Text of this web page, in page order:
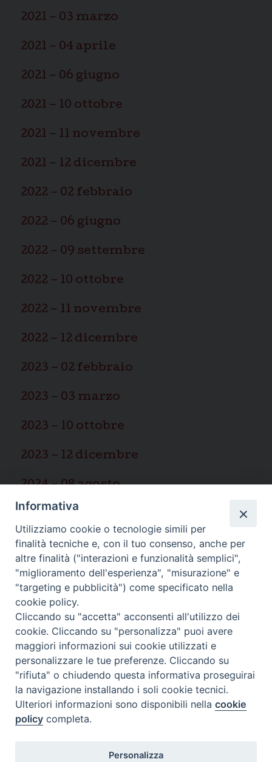
2021 – 03 marzo
2021 – 04 aprile
2021 – 06 giugno
2021 – 10 ottobre
2021 – 11 novembre
2021 – 12 dicembre
2022 – 02 febbraio
2022 – 06 giugno
2022 – 09 settembre
2022 – 10 ottobre
2022 – 11 novembre
2022 – 12 dicembre
2023 – 02 febbraio
2023 – 03 marzo
2023 – 10 ottobre
2023 – 12 dicembre
2024 – 08 agosto
2025 – 03 marzo
Paolo”
Via Cifali 5-7
95123 Catania - Italia
E-mail:redazione@sdbsicilia.org
Informativa
Utilizziamo cookie o tecnologie simili per
finalità tecniche e, con il tuo consenso, anche per
altre finalità ("interazioni e funzionalità semplici",
"miglioramento dell'esperienza", "misurazione" e
"targeting e pubblicità") come specificato nella
cookie policy.
Cliccando su "accetta" acconsenti all'utilizzo dei
cookie. Cliccando su "personalizza" puoi avere
maggiori informazioni sui cookie utilizzati e
personalizzare le tue preferenze. Cliccando su
"rifiuta" o chiudendo questa informativa proseguirai
la navigazione installando i soli cookie tecnici.
Ulteriori informazioni sono disponibili nellacookie
policy completa.
Personalizza